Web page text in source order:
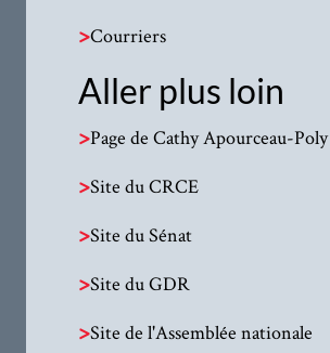
>Courriers
Aller plus loin
>Page de Cathy Apourceau-Poly
>Site du CRCE
>Site du Sénat
>Site du GDR
>Site de l'Assemblée nationale